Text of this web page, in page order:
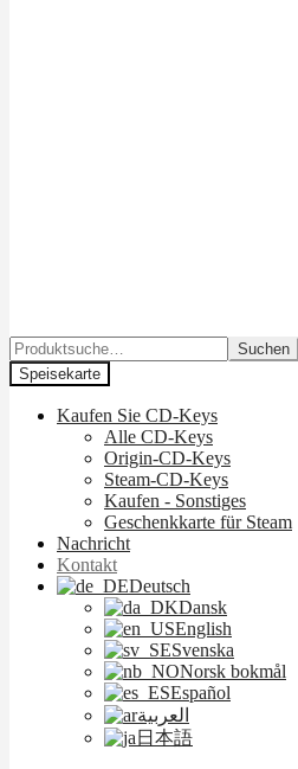
Suchen
nach:
Suchen
Speisekarte
Kaufen Sie CD-Keys
Alle CD-Keys
Origin-CD-Keys
Steam-CD-Keys
Kaufen - Sonstiges
Geschenkkarte für Steam
Nachricht
Kontakt
Deutsch
Dansk
English
Svenska
Norsk bokmål
Español
العربية
日本語